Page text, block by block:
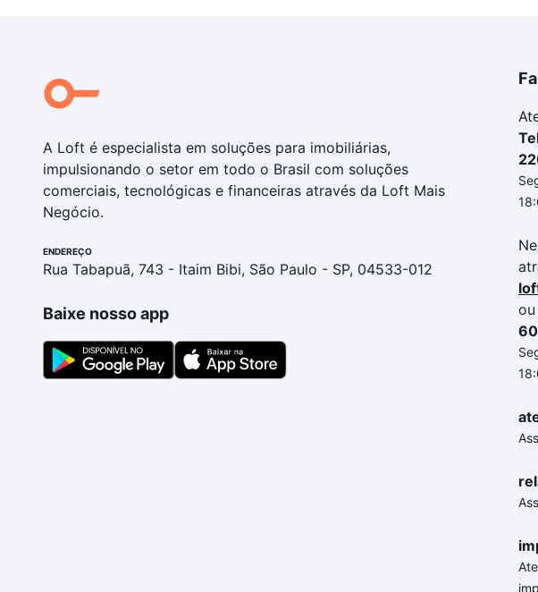
A Loft é especialista em soluções para imobiliárias,
impulsionando o setor em todo o Brasil com soluções
comerciais, tecnológicas e financeiras através da Loft Mais
Negócio.
ENDEREÇO
Rua Tabapuã, 743 - Itaim Bibi, São Paulo - SP, 04533-012
Baixe nosso app